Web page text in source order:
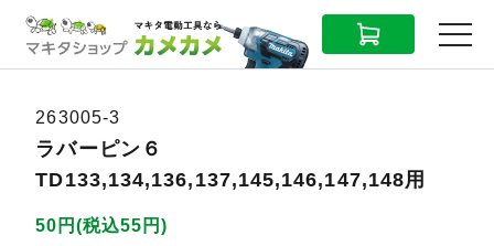
CART MENU
263005-3
ラバーピン６
TD133,134,136,137,145,146,147,148用
50円(税込55円)